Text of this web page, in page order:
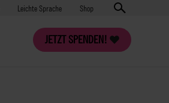
Leichte Sprache Shop
JETZT SPENDEN!